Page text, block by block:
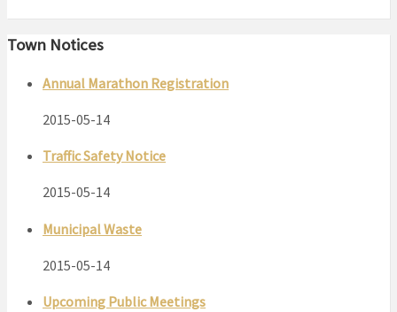
Town Notices
Annual Marathon Registration
2015-05-14
Traffic Safety Notice
2015-05-14
Municipal Waste
2015-05-14
Upcoming Public Meetings